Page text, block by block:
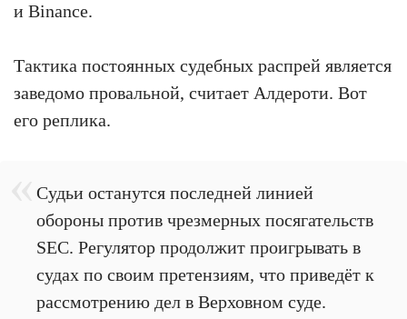
и Binance.
Тактика постоянных судебных распрей является
заведомо провальной, считает Алдероти. Вот
его реплика.
Судьи останутся последней линией
обороны против чрезмерных посягательств
SEC. Регулятор продолжит проигрывать в
судах по своим претензиям, что приведёт к
рассмотрению дел в Верховном суде.